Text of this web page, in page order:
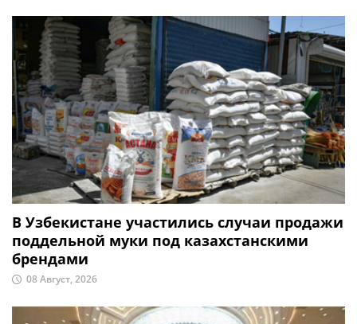
В Узбекистане участились случаи продажи
поддельной муки под казахстанскими
брендами
08 Август, 2026